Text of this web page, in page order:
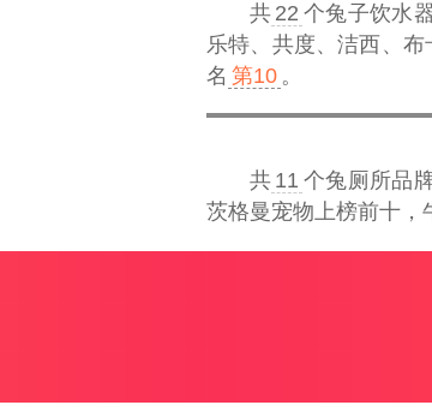
共 22 个兔子饮水
乐特、共度、洁西、布
名 第10 。
共 11 个兔厕所品
茨格曼宠物上榜前十，